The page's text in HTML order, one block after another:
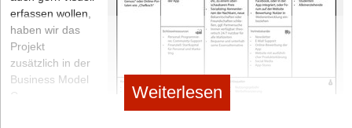
erfassen wollen,
haben wir das
Projekt
zusätzlich in der
Business Model
Canvas
Weiterlesen